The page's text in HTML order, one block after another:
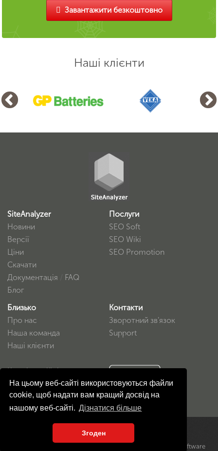
На цьому веб-сайті використовуються файли
cookie, щоб надати вам кращий досвід на
нашому веб-сайті. Дізнатися більше
Згоден
Завантажити безкоштовно
Наші клієнти
SiteAnalyzer
Новини
Версії
Ціни
Скачати
Документація
FAQ
Блог
Послуги
SEO Soft
SEO Wiki
SEO Promotion
Близько
Про нас
Наша команда
Наші клієнти
Конфіденційність
Угода користувача
Контакти
Зворотний зв'язок
Support
© Копірайт 2016-2026
BrokenByte Software